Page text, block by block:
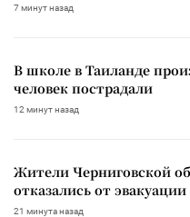
7 минут назад
В школе в Таиланде
человек пострадали
12 минут назад
Жители Черниговской
отказались от эвакуации
21 минута назад